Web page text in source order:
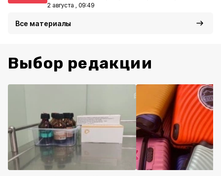
2 августа , 09:49
Все материалы
Выбор редакции